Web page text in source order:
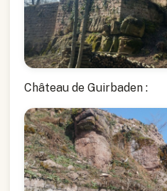
Château de Guirbaden :